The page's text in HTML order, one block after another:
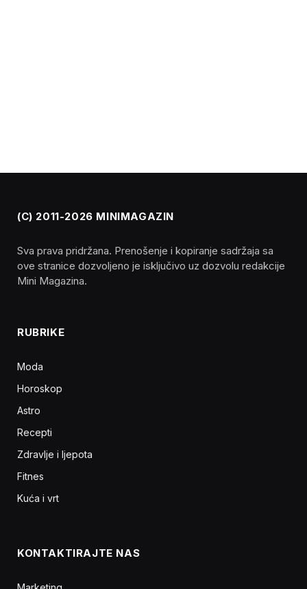
(C) 2011-2026 MINIMAGAZIN
Sva prava pridržana. Prenošenje i kopiranje sadržaja sa
ove stranice dozvoljeno je isključivo uz dozvolu redakcije
Mini Magazina.
RUBRIKE
Moda
Horoskop
Astro
Recepti
Zdravlje i ljepota
Fitnes
Kuća i vrt
KONTAKTIRAJTE NAS